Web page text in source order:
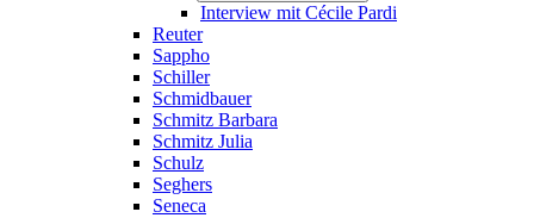
Interview mit Cécile Pardi
Reuter
Sappho
Schiller
Schmidbauer
Schmitz Barbara
Schmitz Julia
Schulz
Seghers
Seneca